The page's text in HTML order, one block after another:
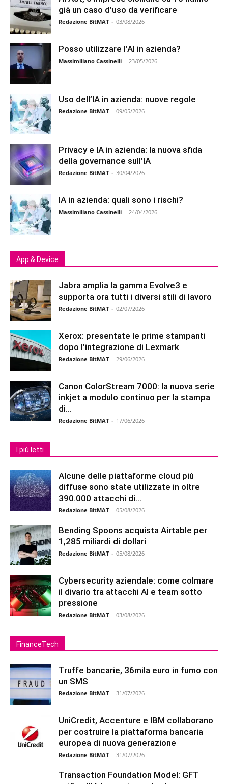
già un caso d’uso da verificare
Redazione BitMAT - 03/08/2026
Posso utilizzare l’AI in azienda?
Massimiliano Cassinelli - 23/05/2026
Uso dell’IA in azienda: nuove regole
Redazione BitMAT - 09/05/2026
Privacy e IA in azienda: la nuova sfida
della governance sull’IA
Redazione BitMAT - 30/04/2026
IA in azienda: quali sono i rischi?
Massimiliano Cassinelli - 24/04/2026
App & Device
Jabra amplia la gamma Evolve3 e
supporta ora tutti i diversi stili di lavoro
Redazione BitMAT - 02/07/2026
Xerox: presentate le prime stampanti
dopo l’integrazione di Lexmark
Redazione BitMAT - 29/06/2026
Canon ColorStream 7000: la nuova serie
inkjet a modulo continuo per la stampa
di...
Redazione BitMAT - 17/06/2026
I più letti
Alcune delle piattaforme cloud più
diffuse sono state utilizzate in oltre
390.000 attacchi di...
Redazione BitMAT - 05/08/2026
Bending Spoons acquista Airtable per
1,285 miliardi di dollari
Redazione BitMAT - 05/08/2026
Cybersecurity aziendale: come colmare
il divario tra attacchi AI e team sotto
pressione
Redazione BitMAT - 03/08/2026
FinanceTech
Truffe bancarie, 36mila euro in fumo con
un SMS
Redazione BitMAT - 31/07/2026
UniCredit, Accenture e IBM collaborano
per costruire la piattaforma bancaria
europea di nuova generazione
Redazione BitMAT - 31/07/2026
Transaction Foundation Model: GFT